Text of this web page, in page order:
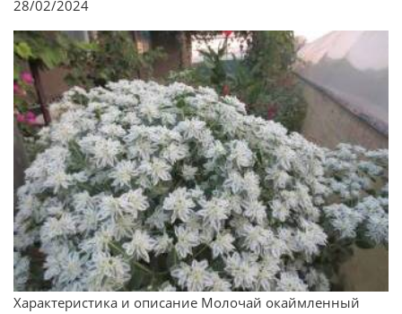
28/02/2024
Характеристика и описание Молочай окаймленный